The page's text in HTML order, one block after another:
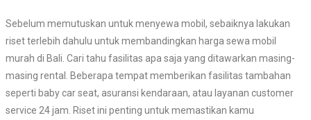
Sebelum memutuskan untuk menyewa mobil, sebaiknya lakukan
riset terlebih dahulu untuk membandingkan harga sewa mobil
murah di Bali. Cari tahu fasilitas apa saja yang ditawarkan masing-
masing rental. Beberapa tempat memberikan fasilitas tambahan
seperti baby car seat, asuransi kendaraan, atau layanan customer
service 24 jam. Riset ini penting untuk memastikan kamu